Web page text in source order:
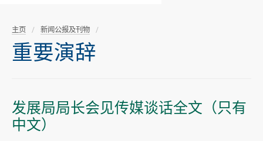
主页 新闻公报及刊物
重要演辞
发展局局长会见传媒谈话全文（只有
中文）